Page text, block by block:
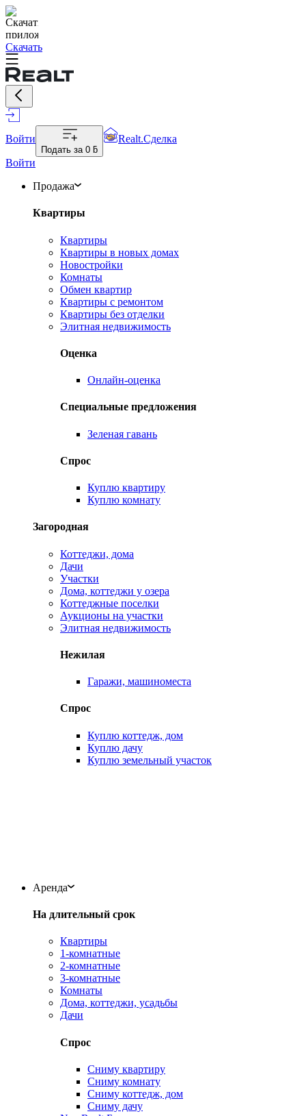
Скачать
Войти
Подать за 0 ƃ
Realt.Сделка
Войти
Продажа
Квартиры
Квартиры
Квартиры в новых домах
Новостройки
Комнаты
Обмен квартир
Квартиры с ремонтом
Квартиры без отделки
Элитная недвижимость
Оценка
Онлайн-оценка
Специальные предложения
Зеленая гавань
Спрос
Куплю квартиру
Куплю комнату
Загородная
Коттеджи, дома
Дачи
Участки
Дома, коттеджи у озера
Коттеджные поселки
Аукционы на участки
Элитная недвижимость
Нежилая
Гаражи, машиноместа
Спрос
Куплю коттедж, дом
Куплю дачу
Куплю земельный участок
Аренда
На длительный срок
Квартиры
1-комнатные
2-комнатные
3-комнатные
Комнаты
Дома, коттеджи, усадьбы
Дачи
Спрос
Сниму квартиру
Сниму комнату
Сниму коттедж, дом
Сниму дачу